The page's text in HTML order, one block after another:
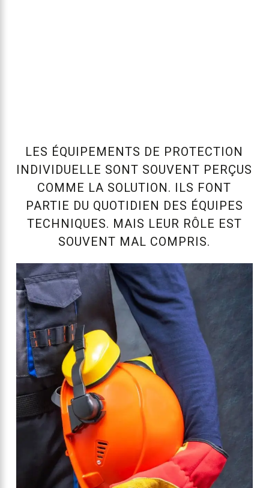
LES ÉQUIPEMENTS DE PROTECTION
INDIVIDUELLE SONT SOUVENT PERÇUS
COMME LA SOLUTION. ILS FONT
PARTIE DU QUOTIDIEN DES ÉQUIPES
TECHNIQUES. MAIS LEUR RÔLE EST
SOUVENT MAL COMPRIS.